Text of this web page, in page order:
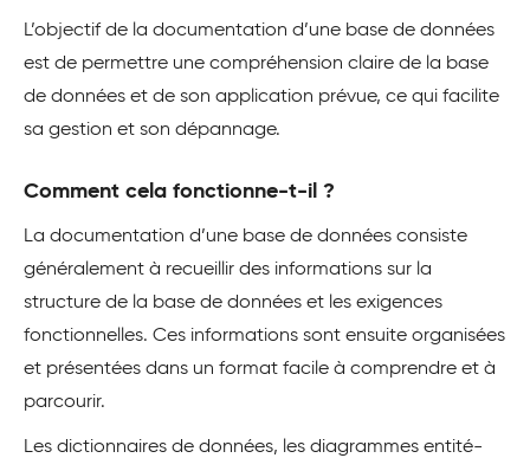
L’objectif de la documentation d’une base de données
est de permettre une compréhension claire de la base
de données et de son application prévue, ce qui facilite
sa gestion et son dépannage.
Comment cela fonctionne-t-il ?
La documentation d’une base de données consiste
généralement à recueillir des informations sur la
structure de la base de données et les exigences
fonctionnelles. Ces informations sont ensuite organisées
et présentées dans un format facile à comprendre et à
parcourir.
Les dictionnaires de données, les diagrammes entité-